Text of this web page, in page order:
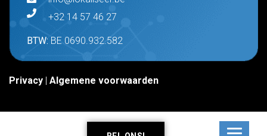
+32 14 57 46 27
BTW: BE 0690.932.582
Privacy | Algemene voorwaarden